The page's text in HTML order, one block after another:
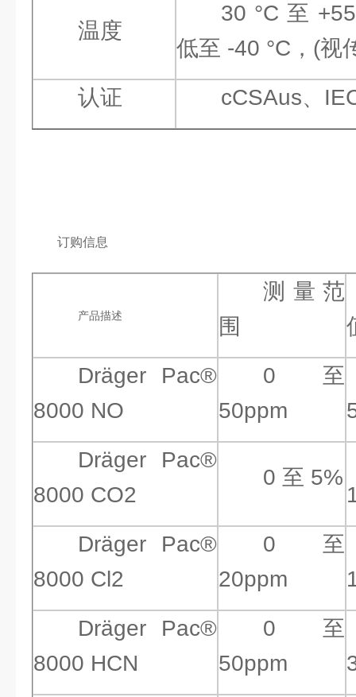
温度
30 °C 至
低至 -40 °C，(视
认证
cCSAus、
订购信息
产品描述
测量范
围
Dräger Pac®
8000 NO
0 至
50ppm
Dräger Pac®
8000 CO2
0 至 5%
Dräger Pac®
8000 Cl2
0 至
20ppm
Dräger Pac®
8000 HCN
0 至
50ppm